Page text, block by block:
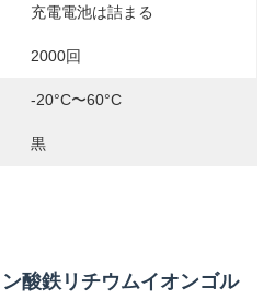
充電電池は詰まる
2000回
-20°C〜60°C
黒
酸鉄リチウムイオンゴル